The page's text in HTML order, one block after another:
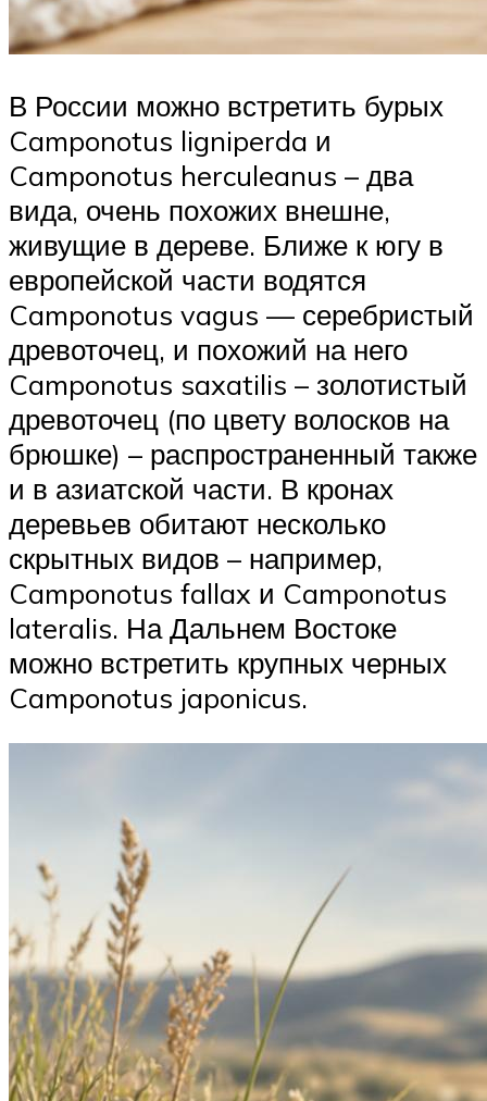
В России можно встретить бурых
Camponotus ligniperda и
Camponotus herculeanus – два
вида, очень похожих внешне,
живущие в дереве. Ближе к югу в
европейской части водятся
Camponotus vagus — серебристый
древоточец, и похожий на него
Camponotus saxatilis – золотистый
древоточец (по цвету волосков на
брюшке) – распространенный также
и в азиатской части. В кронах
деревьев обитают несколько
скрытных видов – например,
Camponotus fallax и Camponotus
lateralis. На Дальнем Востоке
можно встретить крупных черных
Camponotus japonicus.